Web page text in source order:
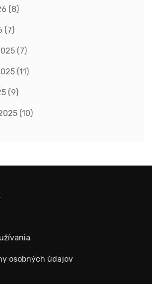
(8)
(7)
(7)
(11)
(9)
(10)
osobných údajov